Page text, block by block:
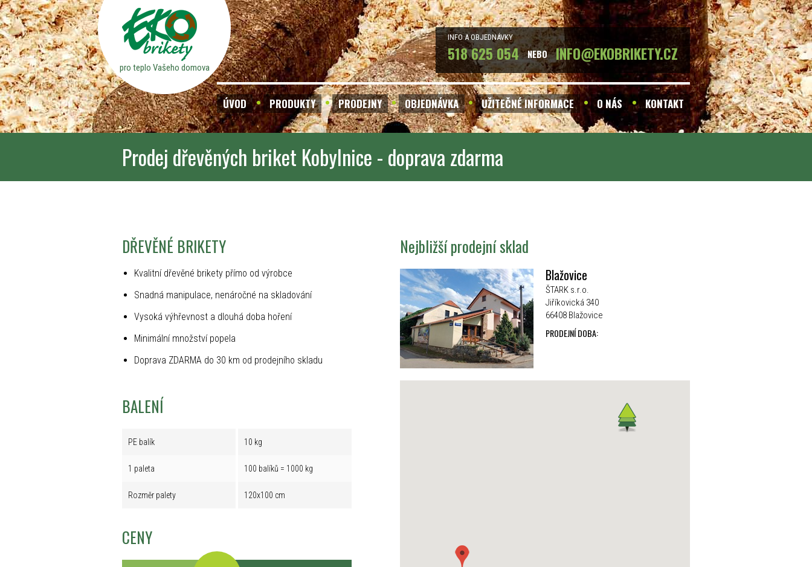
pro teplo Vašeho domova
INFO A OBJEDNÁVKY
518 625 054 NEBO INFO@EKOBRIKETY.CZ
ÚVOD PRODUKTY PRODEJNY OBJEDNÁVKA UŽITEČNÉ INFORMACE O NÁS KONTAKT
Prodej dřevěných briket Kobylnice - doprava zdarma
DŘEVĚNÉ BRIKETY
Kvalitní dřevěné brikety přímo od výrobce
Snadná manipulace, nenáročné na skladování
Vysoká výhřevnost a dlouhá doba hoření
Minimální množství popela
Doprava ZDARMA do 30 km od prodejního skladu
BALENÍ
PE balík 10 kg
1 paleta 100 balíků = 1000 kg
Rozměr palety 120x100 cm
CENY
Nejbližší prodejní sklad
Blažovice
ŠTARK s.r.o.
Jiříkovická 340
66408 Blažovice
PRODEJNÍ DOBA: